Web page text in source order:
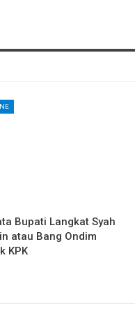
Bupati Langkat Syah
atau Bang Ondim
KPK